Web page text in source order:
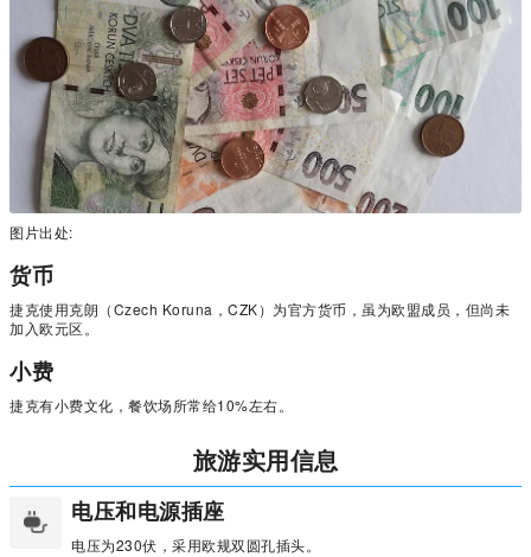
图片出处:
货币
捷克使用克朗（Czech Koruna，CZK）为官方货币，虽为欧盟成员，但尚未
加入欧元区。
小费
捷克有小费文化，餐饮场所常给10%左右。
旅游实用信息
电压和电源插座
电压为230伏，采用欧规双圆孔插头。